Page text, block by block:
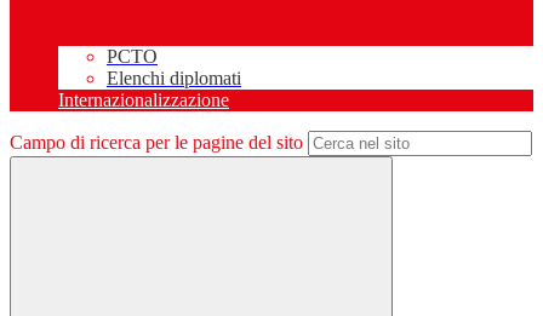
PCTO
Elenchi diplomati
Internazionalizzazione
Campo di ricerca per le pagine del sito